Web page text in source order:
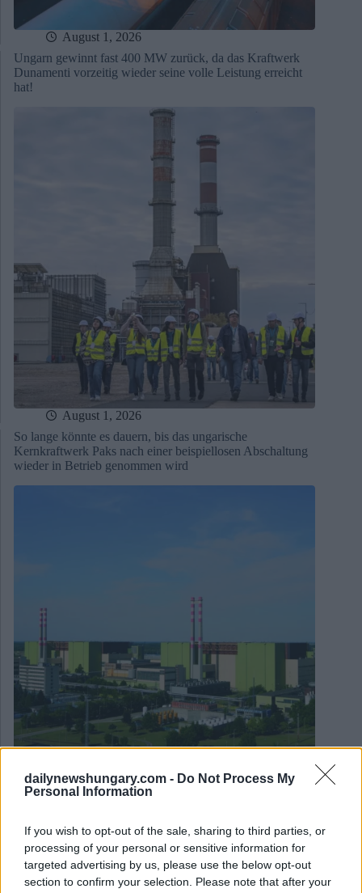
dailynewshungary.com - Do Not Process My
Personal Information
If you wish to opt-out of the sale, sharing to third parties, or
processing of your personal or sensitive information for
targeted advertising by us, please use the below opt-out
section to confirm your selection. Please note that after your
August 1, 2026
Ungarn gewinnt fast 400 MW zurück, da das Kraftwerk
Dunamenti vorzeitig wieder seine volle Leistung erreicht
hat!
August 1, 2026
So lange könnte es dauern, bis das ungarische
Kernkraftwerk Paks nach einer beispiellosen Abschaltung
wieder in Betrieb genommen wird
August 1, 2026
des Parlaments, der Budaer Burg und der Zitadelle wird
abgeschaltet